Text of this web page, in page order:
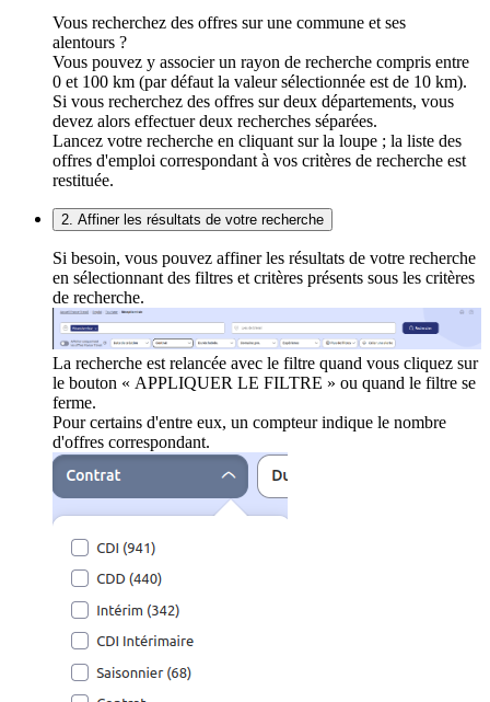
Vous recherchez des offres sur une commune et ses
alentours ?
Vous pouvez y associer un rayon de recherche compris entre
0 et 100 km (par défaut la valeur sélectionnée est de 10 km).
Si vous recherchez des offres sur deux départements, vous
devez alors effectuer deux recherches séparées.
Lancez votre recherche en cliquant sur la loupe ; la liste des
offres d'emploi correspondant à vos critères de recherche est
restituée.
2. Affiner les résultats de votre recherche
Si besoin, vous pouvez affiner les résultats de votre recherche
en sélectionnant des filtres et critères présents sous les critères
de recherche.
La recherche est relancée avec le filtre quand vous cliquez sur
le bouton « APPLIQUER LE FILTRE » ou quand le filtre se
ferme.
Pour certains d'entre eux, un compteur indique le nombre
d'offres correspondant.